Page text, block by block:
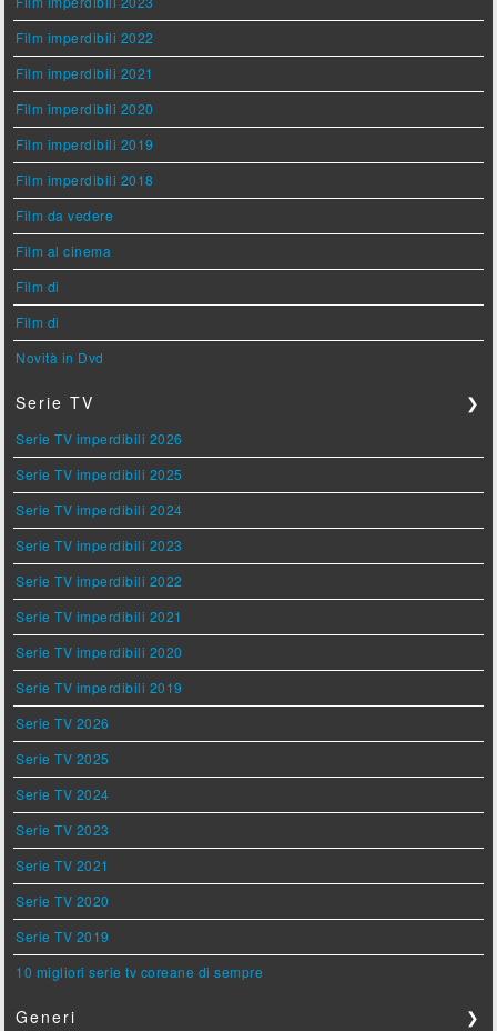
Film imperdibili 2022
Film imperdibili 2021
Film imperdibili 2020
Film imperdibili 2019
Film imperdibili 2018
Film da vedere
Film al cinema
Film di
Film di
Novità in Dvd
Serie TV ❯
Serie TV imperdibili 2026
Serie TV imperdibili 2025
Serie TV imperdibili 2024
Serie TV imperdibili 2023
Serie TV imperdibili 2022
Serie TV imperdibili 2021
Serie TV imperdibili 2020
Serie TV imperdibili 2019
Serie TV 2026
Serie TV 2025
Serie TV 2024
Serie TV 2023
Serie TV 2021
Serie TV 2020
Serie TV 2019
10 migliori serie tv coreane di sempre
Generi ❯